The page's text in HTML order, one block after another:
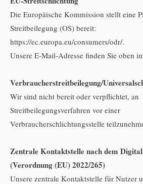
Die Europäische Kommission stellt eine
Streitbeilegung (OS) bereit:
https://ec.europa.eu/consumers/odr/.
Unsere E-Mail-Adresse finden Sie oben
Verbraucherstreitbeilegung/
Wir sind nicht bereit oder verpflichtet, an
Streitbeilegungsverfahren vor einer
Verbraucherschlichtungsstelle
Zentrale Kontaktstelle nach dem
(Verordnung (EU) 2022/265)
Unsere zentrale Kontaktstelle für Nutzer